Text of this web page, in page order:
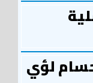
54 عملية
لؤي